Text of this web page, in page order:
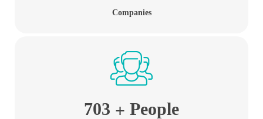
Companies
703 + People